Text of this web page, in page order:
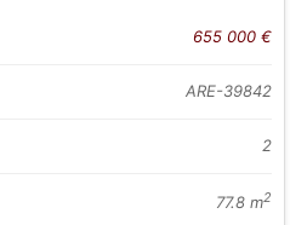
655 000 €
ARE-39842
2
77.8 m2